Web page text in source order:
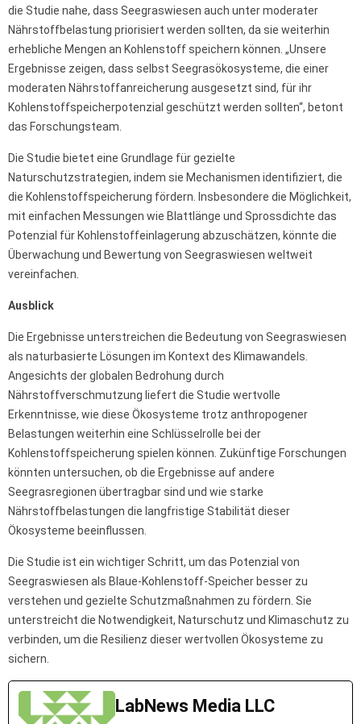
die Studie nahe, dass Seegraswiesen auch unter moderater
Nährstoffbelastung priorisiert werden sollten, da sie weiterhin
erhebliche Mengen an Kohlenstoff speichern können. „Unsere
Ergebnisse zeigen, dass selbst Seegrasökosysteme, die einer
moderaten Nährstoffanreicherung ausgesetzt sind, für ihr
Kohlenstoffspeicherpotenzial geschützt werden sollten“, betont
das Forschungsteam.
Die Studie bietet eine Grundlage für gezielte
Naturschutzstrategien, indem sie Mechanismen identifiziert, die
die Kohlenstoffspeicherung fördern. Insbesondere die Möglichkeit,
mit einfachen Messungen wie Blattlänge und Sprossdichte das
Potenzial für Kohlenstoffeinlagerung abzuschätzen, könnte die
Überwachung und Bewertung von Seegraswiesen weltweit
vereinfachen.
Ausblick
Die Ergebnisse unterstreichen die Bedeutung von Seegraswiesen
als naturbasierte Lösungen im Kontext des Klimawandels.
Angesichts der globalen Bedrohung durch
Nährstoffverschmutzung liefert die Studie wertvolle
Erkenntnisse, wie diese Ökosysteme trotz anthropogener
Belastungen weiterhin eine Schlüsselrolle bei der
Kohlenstoffspeicherung spielen können. Zukünftige Forschungen
könnten untersuchen, ob die Ergebnisse auf andere
Seegrasregionen übertragbar sind und wie starke
Nährstoffbelastungen die langfristige Stabilität dieser
Ökosysteme beeinflussen.
Die Studie ist ein wichtiger Schritt, um das Potenzial von
Seegraswiesen als Blaue-Kohlenstoff-Speicher besser zu
verstehen und gezielte Schutzmaßnahmen zu fördern. Sie
unterstreicht die Notwendigkeit, Naturschutz und Klimaschutz zu
verbinden, um die Resilienz dieser wertvollen Ökosysteme zu
sichern.
LabNews Media LLC